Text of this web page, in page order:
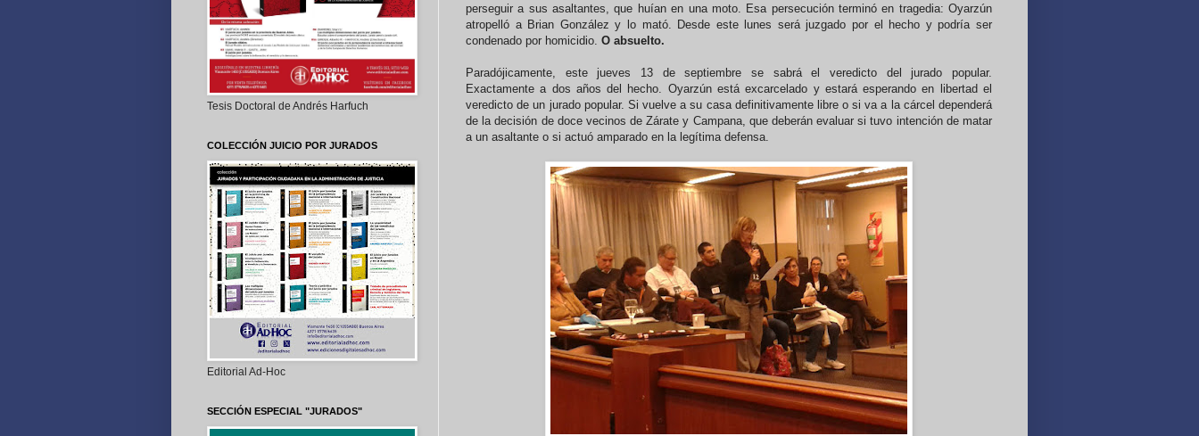
perseguir a sus asaltantes, que huían en una moto. Esa persecución terminó en tragedia: Oyarzún
atropelló a Brian González y lo mató. Desde este lunes será juzgado por el hecho y podría ser
condenado por homicidio. O absuelto.
Paradójicamente, este jueves 13 de septiembre se sabrá el veredicto del jurado popular.
Exactamente a dos años del hecho. Oyarzún está excarcelado y estará esperando en libertad el
veredicto de un jurado popular. Si vuelve a su casa definitivamente libre o si va a la cárcel dependerá
de la decisión de doce vecinos de Zárate y Campana, que deberán evaluar si tuvo intención de matar
a un asaltante o si actuó amparado en la legítima defensa.
Tesis Doctoral de Andrés Harfuch
COLECCIÓN JUICIO POR JURADOS
Editorial Ad-Hoc
SECCIÓN ESPECIAL "JURADOS"